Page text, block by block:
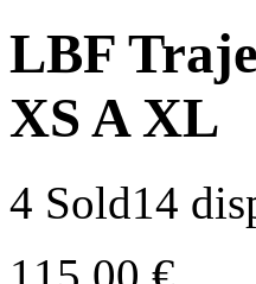
LBF
XS A XL
4 Sold14